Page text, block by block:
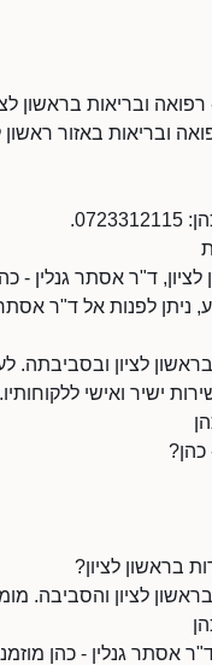
ובריאות בראשון
ובריאות באזור ראשון
ד"ר אסתר גנלין -
ניתן לפנות אל ד"ר
לציון ובסביבתה.
ישיר ואישי ללקוחותיו.
כהן?
בראשון לציון?
לציון והסביבה.
אסתר גנלין - כהן